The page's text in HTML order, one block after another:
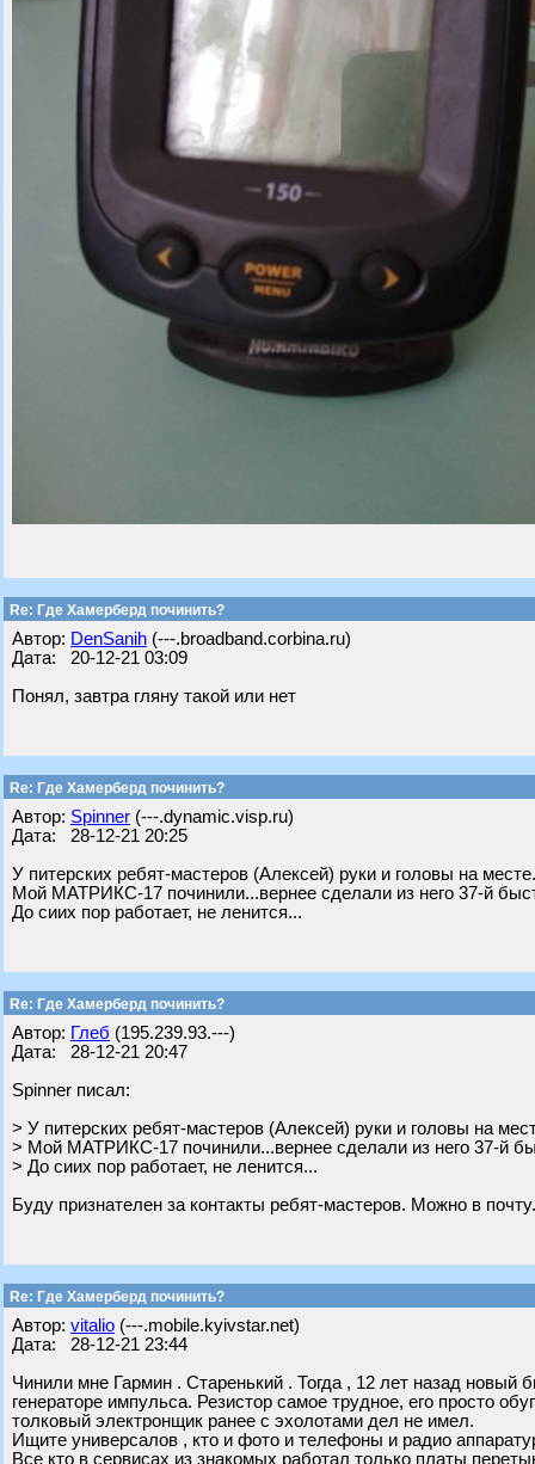
Re: Где Хамерберд починить?
Автор: DenSanih (---.broadband.corbina.ru)
Дата: 20-12-21 03:09
Понял, завтра гляну такой или нет
Re: Где Хамерберд починить?
Автор: Spinner (---.dynamic.visp.ru)
Дата: 28-12-21 20:25
У питерских ребят-мастеров (Алексей) руки и головы на
Мой МАТРИКС-17 починили...вернее сделали из него 37-й
До сиих пор работает, не ленится...
Re: Где Хамерберд починить?
Автор: Глеб (195.239.93.---)
Дата: 28-12-21 20:47
Spinner писал:
> У питерских ребят-мастеров (Алексей) руки и головы на
> Мой МАТРИКС-17 починили...вернее сделали из него 37-й
> До сиих пор работает, не ленится...
Буду признателен за контакты ребят-мастеров. Можно в почту.
Re: Где Хамерберд починить?
Автор: vitalio (---.mobile.kyivstar.net)
Дата: 28-12-21 23:44
Чинили мне Гармин . Старенький . Тогда , 12 лет назад новый
генераторе импульса. Резистор самое трудное, его просто
толковый электронщик ранее с эхолотами дел не имел.
Ищите универсалов , кто и фото и телефоны и радио
Все кто в сервисах из знакомых работал только платы